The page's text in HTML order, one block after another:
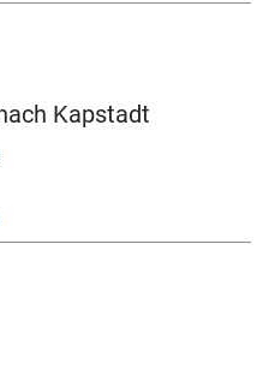
Kapstadt